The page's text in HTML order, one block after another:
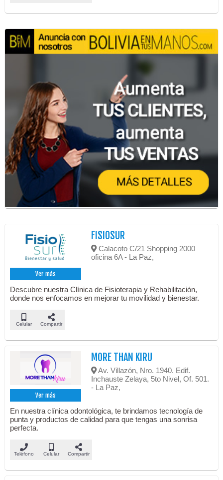
Ver más
FISIOSUR
Calacoto C/21 Shopping 2000
oficina 6A - La Paz,
Descubre nuestra Clínica de Fisioterapia y Rehabilitación,
donde nos enfocamos en mejorar tu movilidad y bienestar.
Celular Compartir
Ver más
MORE THAN KIRU
Av. Villazón, Nro. 1940. Edif.
Inchauste Zelaya, 5to Nivel, Of. 501.
- La Paz,
En nuestra clínica odontológica, te brindamos tecnología de
punta y productos de calidad para que tengas una sonrisa
perfecta.
Teléfono Celular Compartir